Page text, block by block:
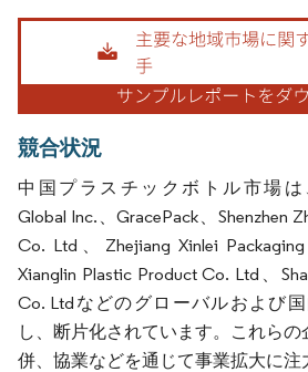
画像 © Mordor Intelligence。再利用にはCC BY
競合状況
中国プラスチックボトル市場は
Global Inc.、GracePack、Shenzhen
Co. Ltd、Zhejiang Xinlei
Xianglin Plastic Product Co. Ltd、
Co. Ltdなどのグローバルおよび
し、断片化されています。これら
併、協業などを通じて事業拡大に注